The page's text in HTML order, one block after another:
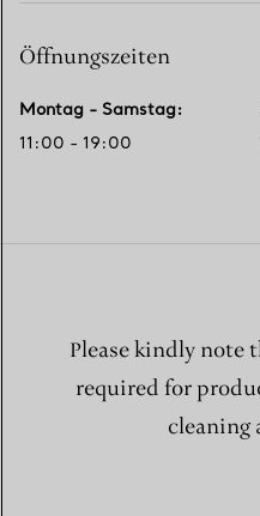
Öffnungszeiten
Montag - Samstag:
11:00 - 19:00
Please kindly note
required for
cleaning